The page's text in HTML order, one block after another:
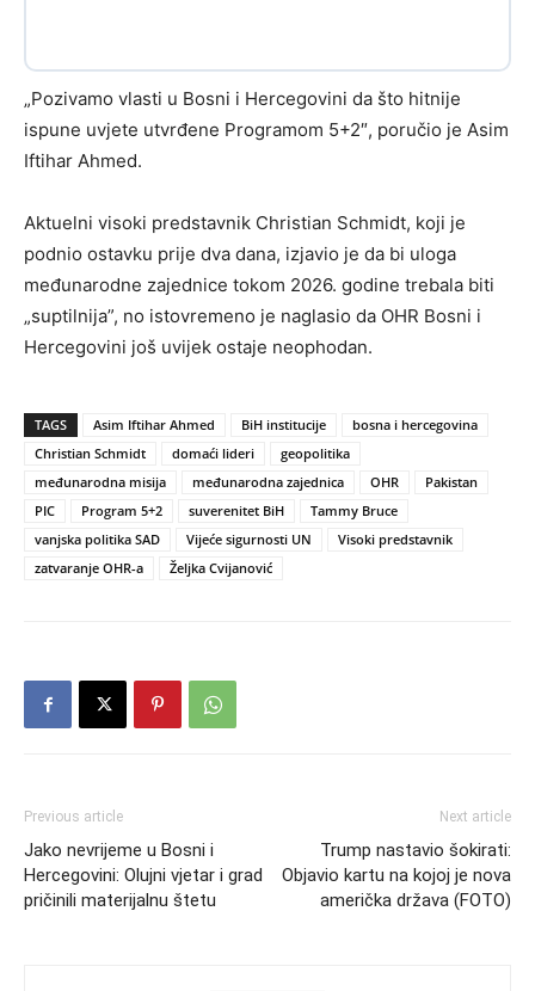
„Pozivamo vlasti u Bosni i Hercegovini da što hitnije
ispune uvjete utvrđene Programom 5+2″, poručio je Asim
Iftihar Ahmed.
Aktuelni visoki predstavnik Christian Schmidt, koji je
podnio ostavku prije dva dana, izjavio je da bi uloga
međunarodne zajednice tokom 2026. godine trebala biti
„suptilnija”, no istovremeno je naglasio da OHR Bosni i
Hercegovini još uvijek ostaje neophodan.
TAGS Asim Iftihar Ahmed BiH institucije
bosna i hercegovina
Christian Schmidt
domaći lideri
geopolitika
međunarodna misija
međunarodna zajednica OHR
Pakistan
PIC
Program 5+2 suverenitet BiH
Tammy Bruce
vanjska politika SAD
Vijeće sigurnosti UN
Visoki predstavnik
zatvaranje OHR-a
Željka Cvijanović
Previous article
Јako nevrijeme u Bosni i
Hercegovini: Olujni vjetar i grad
pričinili materijalnu štetu
Next article
Trump nastavio šokirati:
Objavio kartu na kojoj je nova
američka država (FOTO)